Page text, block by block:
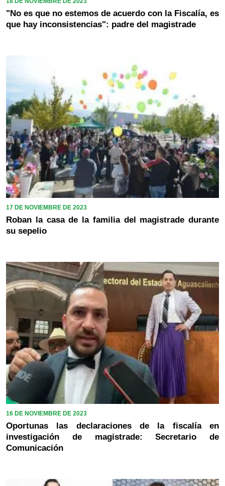
"No es que no estemos de acuerdo con la Fiscalía, es
que hay inconsistencias": padre del magistrade
17 DE NOVIEMBRE DE 2023
Roban la casa de la familia del magistrade durante
su sepelio
16 DE NOVIEMBRE DE 2023
Oportunas las declaraciones de la fiscalía en
investigación de magistrade: Secretario de
Comunicación